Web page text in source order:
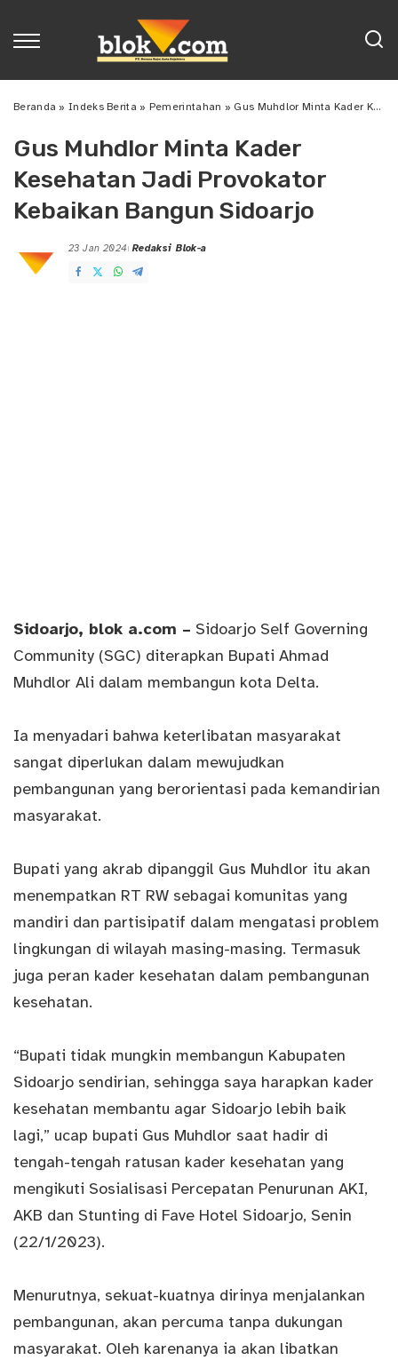
Beranda »Indeks Berita » Pemerintahan » Gus Muhdlor Minta Kader Kesehatan Jadi Provokator Kebaikan Bangun Sidoarjo
Gus Muhdlor Minta Kader
Kesehatan Jadi Provokator
Kebaikan Bangun Sidoarjo
23 Jan 2024
Posted
by
Redaksi Blok-a
Sidoarjo, blok a.com – Sidoarjo Self Governing
Community (SGC) diterapkan Bupati Ahmad
Muhdlor Ali dalam membangun kota Delta.
Ia menyadari bahwa keterlibatan masyarakat
sangat diperlukan dalam mewujudkan
pembangunan yang berorientasi pada kemandirian
masyarakat.
Bupati yang akrab dipanggil Gus Muhdlor itu akan
menempatkan RT RW sebagai komunitas yang
mandiri dan partisipatif dalam mengatasi problem
lingkungan di wilayah masing-masing. Termasuk
juga peran kader kesehatan dalam pembangunan
kesehatan.
“Bupati tidak mungkin membangun Kabupaten
Sidoarjo sendirian, sehingga saya harapkan kader
kesehatan membantu agar Sidoarjo lebih baik
lagi,” ucap bupati Gus Muhdlor saat hadir di
tengah-tengah ratusan kader kesehatan yang
mengikuti Sosialisasi Percepatan Penurunan AKI,
AKB dan Stunting di Fave Hotel Sidoarjo, Senin
(22/1/2023).
Menurutnya, sekuat-kuatnya dirinya menjalankan
pembangunan, akan percuma tanpa dukungan
masyarakat. Oleh karenanya ia akan libatkan